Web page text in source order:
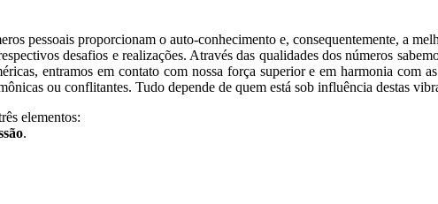
pessoais proporcionam o auto-conhecimento e, consequentemente, a
desafios e realizações. Através das qualidades dos números
entramos em contato com nossa força superior e em harmonia
ou conflitantes. Tudo depende de quem está sob influência destas
elementos:
.